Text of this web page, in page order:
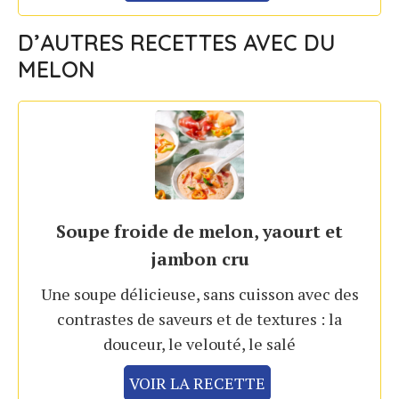
D’AUTRES RECETTES AVEC DU
MELON
Soupe froide de melon, yaourt et
jambon cru
Une soupe délicieuse, sans cuisson avec des
contrastes de saveurs et de textures : la
douceur, le velouté, le salé
VOIR LA RECETTE